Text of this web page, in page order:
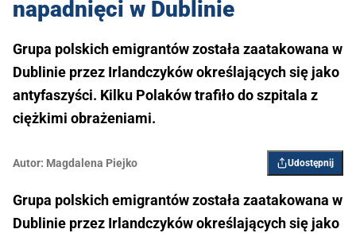
napadnięci w Dublinie
Grupa polskich emigrantów została zaatakowana w
Dublinie przez Irlandczyków określających się jako
antyfaszyści. Kilku Polaków trafiło do szpitala z
ciężkimi obrażeniami.
Autor: Magdalena Piejko Udostępnij
Grupa polskich emigrantów została zaatakowana w
Dublinie przez Irlandczyków określających się jako